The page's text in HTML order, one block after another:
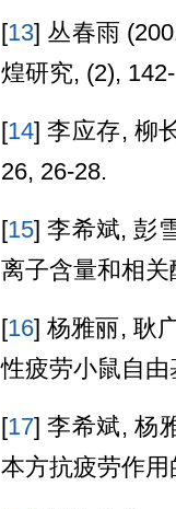
[13] 丛春雨
煌研究, (2),
[14] 李应存, 柳
26, 26-28.
[15] 李希斌, 彭
离子含量和相
[16] 杨雅丽, 耿
性疲劳小鼠自
[17] 李希斌, 杨
本方抗疲劳作